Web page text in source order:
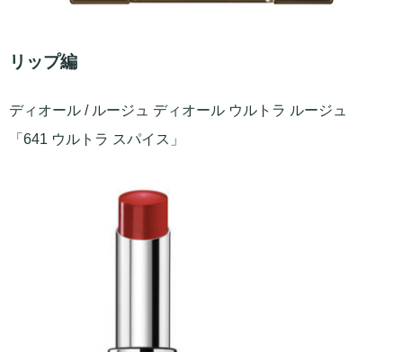
リップ編
ディオール / ルージュ ディオール ウルトラ ルージュ
「641 ウルトラ スパイス」